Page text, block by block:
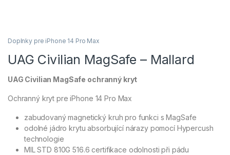
Doplnky pre iPhone 14 Pro Max
UAG Civilian MagSafe – Mallard
UAG Civilian MagSafe ochranný kryt
Ochranný kryt pre iPhone 14 Pro Max
zabudovaný magnetický kruh pro funkci s MagSafe
odolné jádro krytu absorbující nárazy pomocí Hypercush
technologie
MIL STD 810G 516.6 certifikace odolnosti při pádu